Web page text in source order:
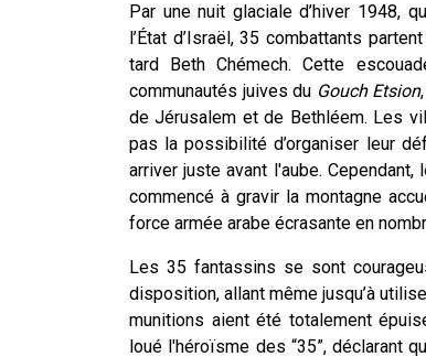
Par une nuit glaciale d’hiver 1948,
l’État d’Israël, 35 combattants
tard Beth Chémech. Cette
communautés juives du Gouch Etsion
de Jérusalem et de Bethléem. Les
pas la possibilité d’organiser leur
arriver juste avant l'aube.
commencé à gravir la montagne
force armée arabe écrasante en
Les 35 fantassins se sont
disposition, allant même jusqu’à
munitions aient été totalement
loué l'héroïsme des “35”, déclarant